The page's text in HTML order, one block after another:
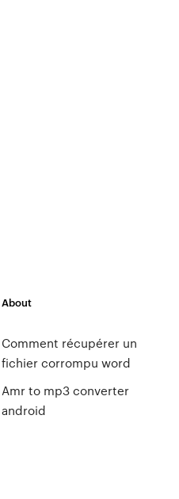
About
Comment récupérer un
fichier corrompu word
Amr to mp3 converter
android